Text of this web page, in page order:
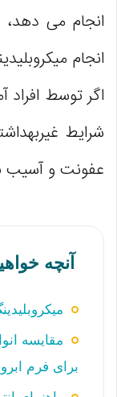
انجام می
انجام
اگر توسط افراد
شرایط
عفونت و آسیب
آنچه
مقایسه
برای فرم